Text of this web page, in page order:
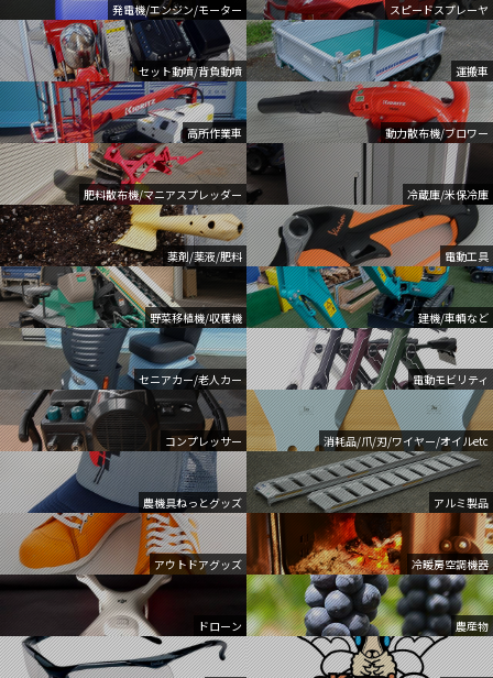
発電機/エンジン/モーター スピードスプレーヤ
セット動噴/背負動噴 運搬車
高所作業車 動力散布機/ブロワー
肥料散布機/マニアスプレッダー 冷蔵庫/米保冷庫
薬剤/薬液/肥料 電動工具
野菜移植機/収穫機 建機/車輌など
セニアカー/老人カー 電動モビリティ
コンプレッサー 消耗品/爪/刃/ワイヤー/オイルetc
農機具ねっとグッズ アルミ製品
アウトドアグッズ 冷暖房空調機器
ドローン 農産物